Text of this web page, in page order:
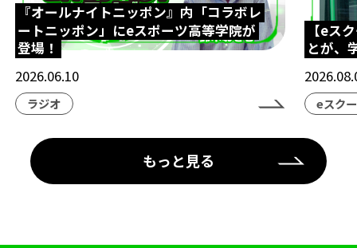
『オールナイトニッポン』内「コラボレ
ートニッポン」にeスポーツ高等学院が
登場！
2026.06.10
ラジオ
【eス
とが、
eスク
もっと見る